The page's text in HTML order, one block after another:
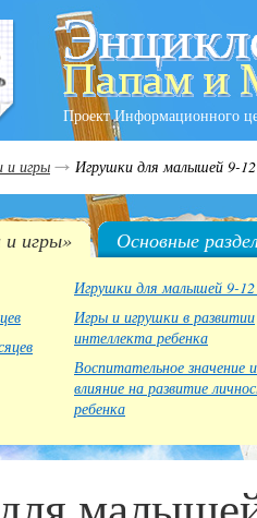
Проект Информационного
и игры Игрушки для малышей 9-12
и игры» Основные
Игрушки для малышей 9-12
Игры и игрушки в развитии
интеллекта ребенка
Воспитательное значение
влияние на развитие
ребенка